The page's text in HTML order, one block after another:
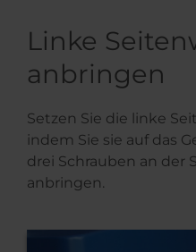
Linke
anbringen
Setzen Sie die linke
indem Sie sie auf das
drei Schrauben an der
anbringen.